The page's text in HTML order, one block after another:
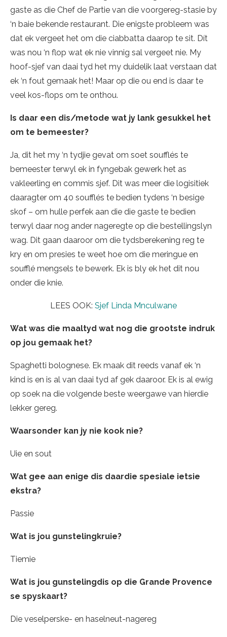
gaste as die Chef de Partie van die voorgereg-stasie by
‘n baie bekende restaurant. Die enigste probleem was
dat ek vergeet het om die ciabbatta daarop te sit. Dít
was nou ‘n flop wat ek nie vinnig sal vergeet nie. My
hoof-sjef van daai tyd het my duidelik laat verstaan dat
ek ‘n fout gemaak het! Maar op die ou end is daar te
veel kos-flops om te onthou.
Is daar een dis/metode wat jy lank gesukkel het
om te bemeester?
Ja, dit het my ‘n tydjie gevat om soet soufflés te
bemeester terwyl ek in fyngebak gewerk het as
vakleerling en commis sjef. Dit was meer die logisitiek
daaragter om 40 soufflés te bedien tydens ‘n besige
skof – om hulle perfek aan die die gaste te bedien
terwyl daar nog ander nageregte op die bestellingslyn
wag. Dit gaan daaroor om die tydsberekening reg te
kry en om presies te weet hoe om die meringue en
soufflé mengsels te bewerk. Ek is bly ek het dit nou
onder die knie.
LEES OOK: Sjef Linda Mnculwane
Wat was die maaltyd wat nog die grootste indruk
op jou gemaak het?
Spaghetti bolognese. Ek maak dit reeds vanaf ek ‘n
kind is en is al van daai tyd af gek daaroor. Ek is al ewig
op soek na die volgende beste weergawe van hierdie
lekker gereg.
Waarsonder kan jy nie kook nie?
Uie en sout
Wat gee aan enige dis daardie spesiale ietsie
ekstra?
Passie
Wat is jou gunstelingkruie?
Tiemie
Wat is jou gunstelingdis op die Grande Provence
se spyskaart?
Die veselperske- en haselneut-nagereg